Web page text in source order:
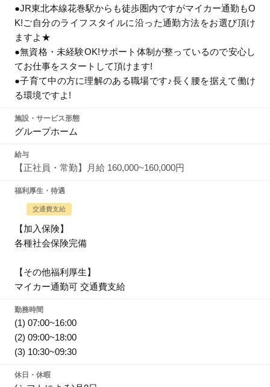
●JR東北本線花巻駅からも徒歩圏内ですがマイカー通勤もO
K!ご自分のライフスタイルに沿った通勤方法をお選び頂け
ますよ★
●無資格・未経験OK!サポート体制が整っているので安心し
てお仕事をスタートして頂けます!
●子育て中の方に理解のある職場です♪長く腰を据えて働け
る環境ですよ!
施設・サービス形態
グループホーム
給与
【正社員・常勤】月給 160,000~160,000円
福利厚生・待遇
交通費支給
【加入保険】
各種社会保険完備
【その他福利厚生】
マイカー通勤可 交通費支給
勤務時間
(1) 07:00~16:00
(2) 09:00~18:00
(3) 10:30~09:30
休日・休暇